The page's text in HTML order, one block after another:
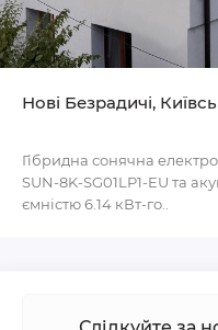
Нові Безрадичі,
Гібридна сонячна
SUN-8K-SG01LP1-EU та
ємністю 6.14 кВт-го..